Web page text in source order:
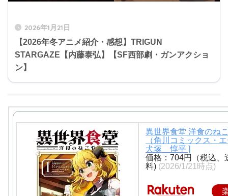
2026年1月21日
【2026年冬アニメ紹介・感想】TRIGUN
STARGAZE【内藤泰弘】【SF西部劇・ガンアクショ
ン】
異世界食堂 洋食のね
（角川コミックス・
犬塚 惇平 ]
価格：704円（税込、
料) (2026/1/21時点)